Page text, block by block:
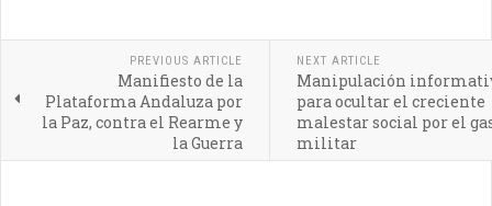
PREVIOUS ARTICLE
Manifiesto de la
Plataforma Andaluza por
la Paz, contra el Rearme y
la Guerra
NEXT ARTICLE
Manipulación
para ocultar el creciente
malestar social por el
militar